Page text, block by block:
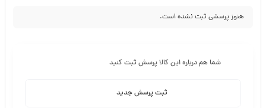
هنوز پرسشی ثبت نشده است.
شما هم درباره این کالا پرسش ثبت کنید
ثبت پرسش جدید